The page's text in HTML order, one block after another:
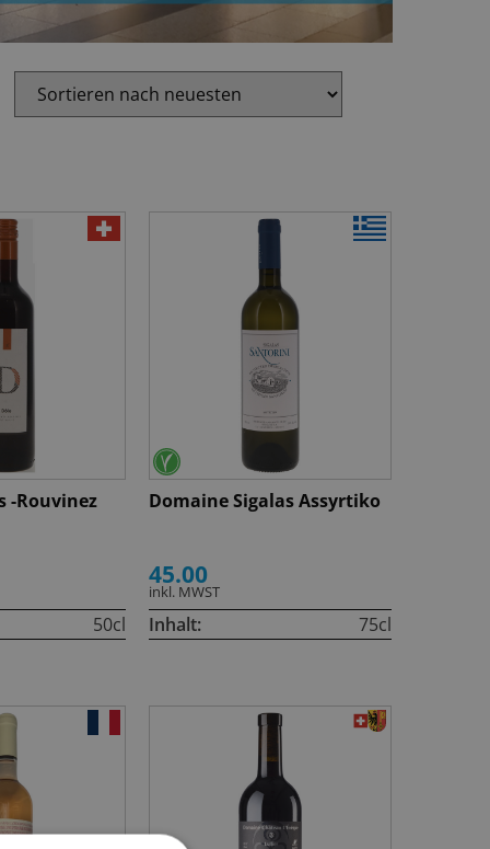
-Rouvinez
50cl
Domaine Sigalas Assyrtiko
45.00
inkl. MWST
Inhalt: 75cl